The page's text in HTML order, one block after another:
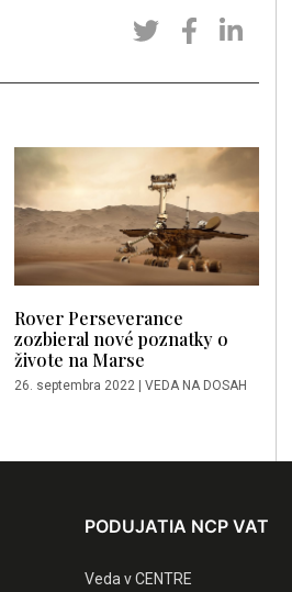
Rover Perseverance
zozbieral nové poznatky o
živote na Marse
26. septembra 2022 VEDA NA DOSAH
PODUJATIA NCP VAT
Veda v CENTRE